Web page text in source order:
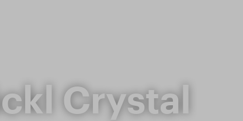
Crystal